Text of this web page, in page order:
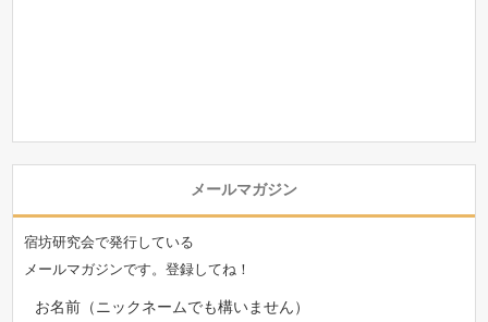
メールマガジン
宿坊研究会で発行している
メールマガジンです。登録してね！
お名前（ニックネームでも構いません）